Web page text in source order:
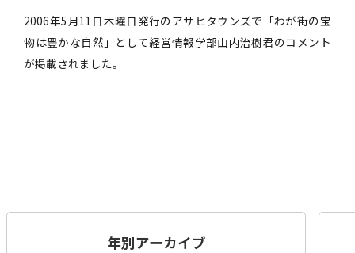
2006年5月11日木曜日発行のアサヒタウンズで「わが街の宝
物は豊かな自然」として経営情報学部山内治樹君のコメント
が掲載されました。
年別アーカイブ